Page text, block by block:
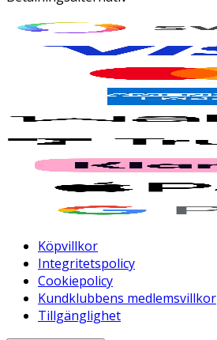
Köpvillkor
Integritetspolicy
Cookiepolicy
Kundklubbens medlemsvillkor
Tillgänglighet